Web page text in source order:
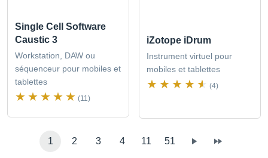
Single Cell Software
Caustic 3
Workstation, DAW ou
séquenceur pour mobiles et
tablettes
(11)
iZotope iDrum
Instrument virtuel pour
mobiles et tablettes
(4)
1 2 3 4 11 51